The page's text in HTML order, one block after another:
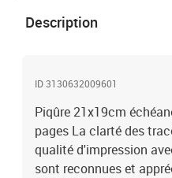
Description
ID 3130632009601
Piqûre 21x19cm
pages La clarté des
qualité d'impression
sont reconnues et